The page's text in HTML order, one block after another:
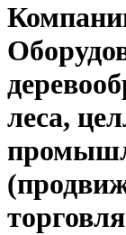
леса,